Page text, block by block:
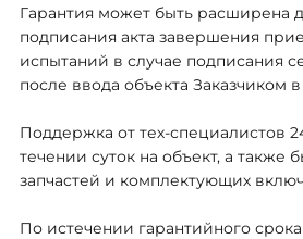
Гарантия может быть расширена
подписания акта завершения
испытаний в случае подписания
после ввода объекта Заказчиком
Поддержка от тех-специалистов
течении суток на объект, а также
запчастей и комплектующих
По истечении гарантийного